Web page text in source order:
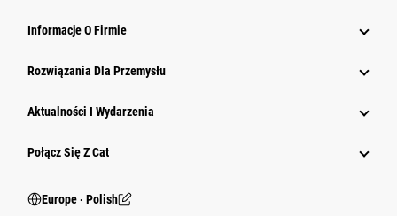
Informacje O Firmie
Rozwiązania Dla Przemysłu
Aktualności I Wydarzenia
Połącz Się Z Cat
Europe ‧ Polish